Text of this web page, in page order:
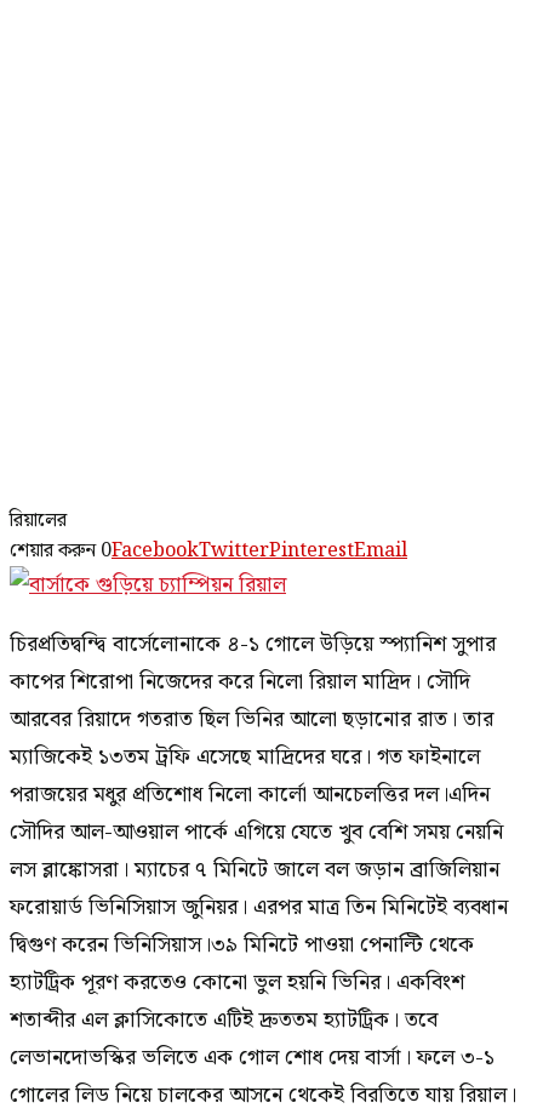
রিয়ালের
শেয়ার করুন 0FacebookTwitterPinterestEmail
চিরপ্রতিদ্বন্দ্বি বার্সেলোনাকে ৪-১ গোলে উড়িয়ে স্প্যানিশ সুপার
কাপের শিরোপা নিজেদের করে নিলো রিয়াল মাদ্রিদ। সৌদি
আরবের রিয়াদে গতরাত ছিল ভিনির আলো ছড়ানোর রাত। তার
ম্যাজিকেই ১৩তম ট্রফি এসেছে মাদ্রিদের ঘরে। গত ফাইনালে
পরাজয়ের মধুর প্রতিশোধ নিলো কার্লো আনচেলত্তির দল।এদিন
সৌদির আল-আওয়াল পার্কে এগিয়ে যেতে খুব বেশি সময় নেয়নি
লস ব্লাঙ্কোসরা। ম্যাচের ৭ মিনিটে জালে বল জড়ান ব্রাজিলিয়ান
ফরোয়ার্ড ভিনিসিয়াস জুনিয়র। এরপর মাত্র তিন মিনিটেই ব্যবধান
দ্বিগুণ করেন ভিনিসিয়াস।৩৯ মিনিটে পাওয়া পেনাল্টি থেকে
হ্যাটট্রিক পূরণ করতেও কোনো ভুল হয়নি ভিনির। একবিংশ
শতাব্দীর এল ক্লাসিকোতে এটিই দ্রুততম হ্যাটট্রিক। তবে
লেভানদোভস্কির ভলিতে এক গোল শোধ দেয় বার্সা। ফলে ৩-১
গোলের লিড নিয়ে চালকের আসনে থেকেই বিরতিতে যায় রিয়াল।